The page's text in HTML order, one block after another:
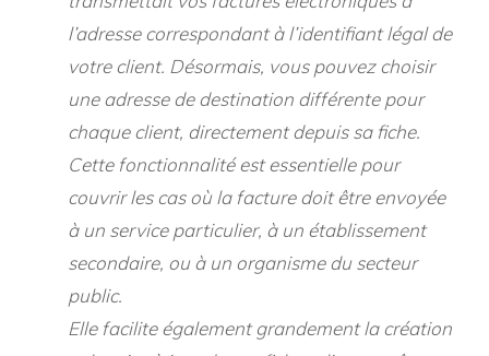
l’adresse correspondant à l’identifiant légal de
votre client. Désormais, vous pouvez choisir
une adresse de destination différente pour
chaque client, directement depuis sa fiche.
Cette fonctionnalité est essentielle pour
couvrir les cas où la facture doit être envoyée
à un service particulier, à un établissement
secondaire, ou à un organisme du secteur
public.
Elle facilite également grandement la création